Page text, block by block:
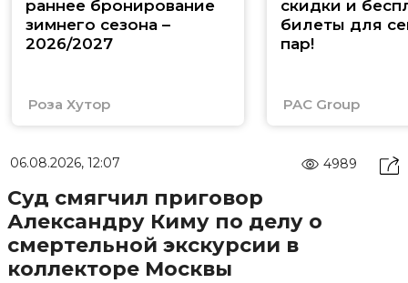
раннее бронирование
зимнего сезона –
2026/2027
Роза Хутор
скидки и
билеты для
пар!
PAC Group
06.08.2026, 12:07 4989
Суд смягчил приговор
Александру Киму по делу о
смертельной экскурсии в
коллекторе Москвы